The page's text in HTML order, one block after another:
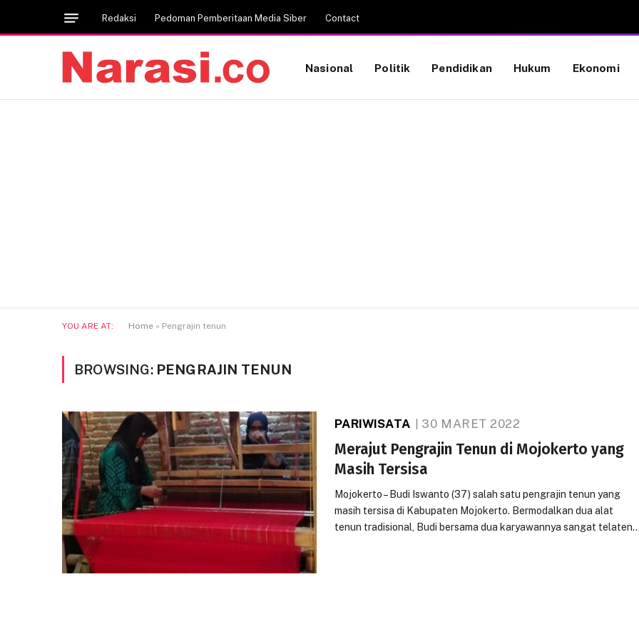
Redaksi Pedoman Pemberitaan Media Siber Contact
Nasional Politik Pendidikan Hukum Ekonomi
YOU ARE AT: Home » Pengrajin tenun
BROWSING: PENGRAJIN TENUN
PARIWISATA 30 MARET 2022
Merajut Pengrajin Tenun di Mojokerto yang
Masih Tersisa
Mojokerto – Budi Iswanto (37) salah satu pengrajin tenun yang
masih tersisa di Kabupaten Mojokerto. Bermodalkan dua alat
tenun tradisional, Budi bersama dua karyawannya sangat